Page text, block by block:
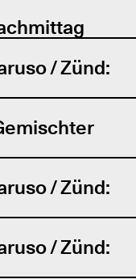
/ Zünd:
/ Zünd:
/ Zünd: